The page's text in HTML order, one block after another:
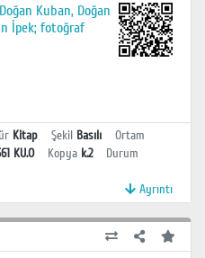
Kuban, Doğan
İpek; fotoğraf
Kitap Şekil Basılı
Ortam
KU.O Kopya k.2
Durum
Ayrıntı